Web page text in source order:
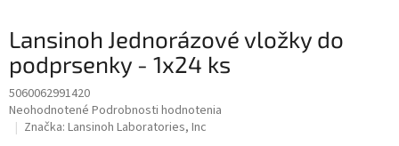
Lansinoh Jednorázové vložky do
podprsenky - 1x24 ks
5060062991420
Priemerné
hodnotenie
Neohodnotené Podrobnosti hodnotenia
Značka: Lansinoh Laboratories, Inc